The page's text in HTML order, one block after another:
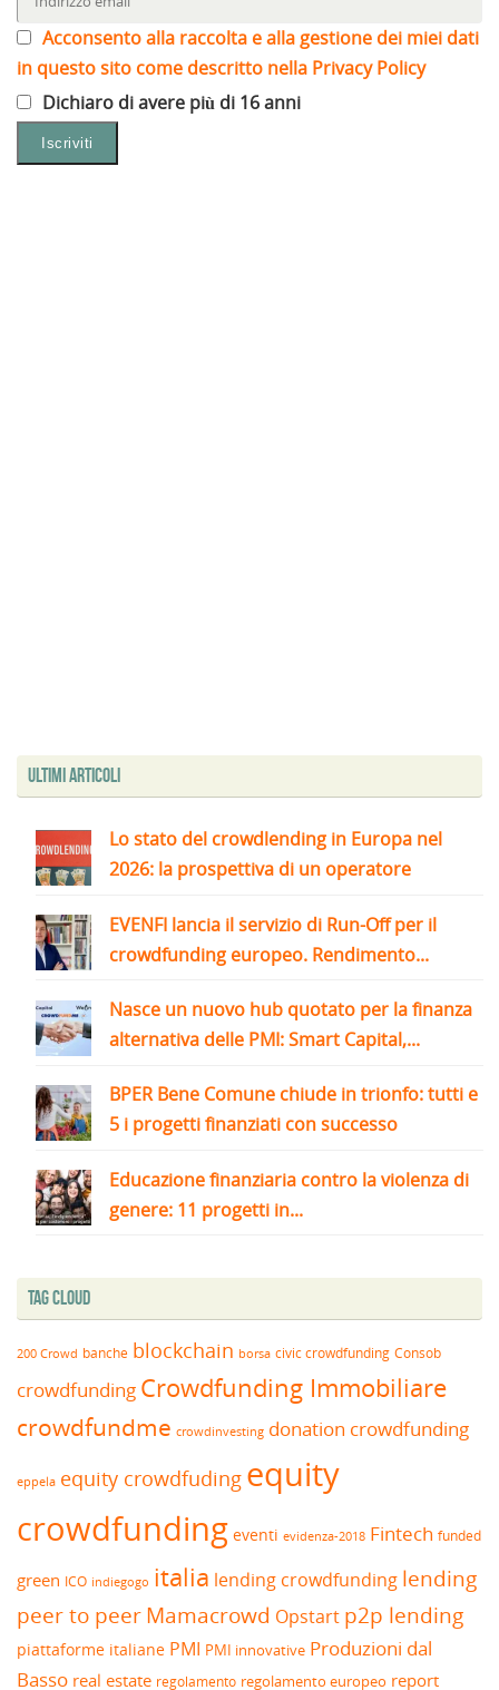
Acconsento alla raccolta e alla gestione dei miei dati
in questo sito come descritto nella Privacy Policy
Dichiaro di avere più di 16 anni
Ultimi articoli
Lo stato del crowdlending in Europa nel
2026: la prospettiva di un operatore
EVENFI lancia il servizio di Run-Off per il
crowdfunding europeo. Rendimento...
Nasce un nuovo hub quotato per la finanza
alternativa delle PMI: Smart Capital,...
BPER Bene Comune chiude in trionfo: tutti e
5 i progetti finanziati con successo
Educazione finanziaria contro la violenza di
genere: 11 progetti in...
Tag Cloud
200 Crowd banche blockchain borsa civic crowdfunding Consob
crowdfunding Crowdfunding Immobiliare
crowdfundme crowdinvesting donation crowdfunding
eppela equity crowdfuding equity
crowdfunding eventi evidenza-2018 Fintech funded
green ICO indiegogo italia lending crowdfunding lending
peer to peerMamacrowd Opstart p2p lending
piattaforme italiane PMI PMI innovative Produzioni dal
Basso real estate regolamento regolamento europeo report